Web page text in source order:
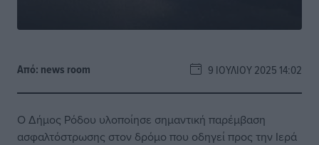
Από: news room 9 ΙΟΥΛΊΟΥ 2025 14:02
Ο Δήμος Ρόδου υλοποίησε σημαντική παρέμβαση
ασφαλτόστρωσης στον δρόμο που οδηγεί προς την Ιερά